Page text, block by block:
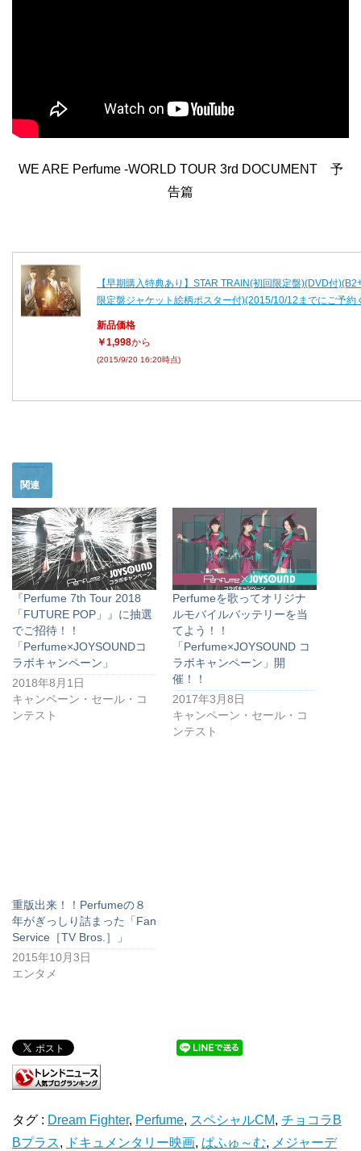
WE ARE Perfume -WORLD TOUR 3rd DOCUMENT 予
告篇
【早期購入特典あり】STAR TRAIN(初回限定盤)(DVD付)(B2
限定盤ジャケット絵柄ポスター付)(2015/10/12までにご予約
新品価格
￥1,998から
(2015/9/20 16:20時点)
関連
『Perfume 7th Tour 2018
「FUTURE POP」』に抽選
でご招待！！
「Perfume×JOYSOUNDコ
ラボキャンペーン」
2018年8月1日
キャンペーン・セール・コ
ンテスト
Perfumeを歌ってオリジナ
ルモバイルバッテリーを当
てよう！！
「Perfume×JOYSOUND コ
ラボキャンペーン」開
催！！
2017年3月8日
キャンペーン・セール・コ
ンテスト
重版出来！！Perfumeの８
年がぎっしり詰まった「Fan
Service［TV Bros.］」
2015年10月3日
エンタメ
タグ : Dream Fighter, Perfume, スペシャルCM, チョコラB
Bプラス, ドキュメンタリー映画, ぱふゅ～む, メジャーデ